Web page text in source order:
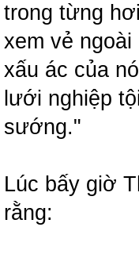
trong từng
xem vẻ
xấu ác của
lưới nghiệp
sướng."
Lúc bấy giờ
rằng: